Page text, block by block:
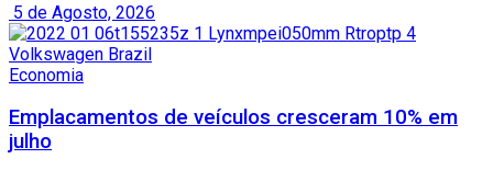
5 de Agosto, 2026
Economia
Emplacamentos de veículos cresceram 10% em
julho